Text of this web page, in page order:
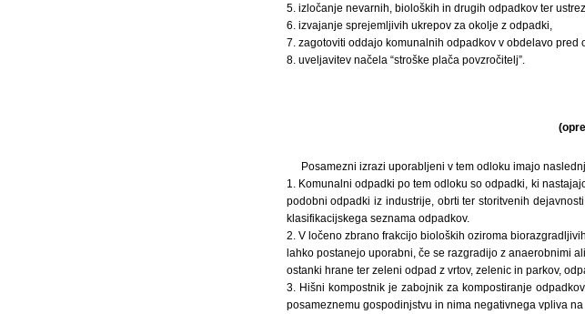
5. izločanje nevarnih, bioloških in drugih odpadkov ter
6. izvajanje sprejemljivih ukrepov za okolje z odpadki,
7. zagotoviti oddajo komunalnih odpadkov v obdelavo pred
8. uveljavitev načela “stroške plača povzročitelj”.
Posamezni izrazi uporabljeni v tem odloku imajo
1. Komunalni odpadki po tem odloku so odpadki, ki
podobni odpadki iz industrije, obrti ter storitvenih
klasifikacijskega seznama odpadkov.
2. V ločeno zbrano frakcijo bioloških oziroma
lahko postanejo uporabni, če se razgradijo z anaerobnimi
ostanki hrane ter zeleni odpad z vrtov, zelenic in parkov,
3. Hišni kompostnik je zabojnik za kompostiranje
posameznemu gospodinjstvu in nima negativnega vpliva na